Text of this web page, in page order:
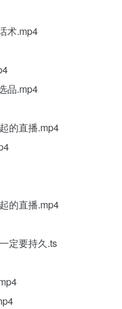
术.mp4
品.mp4
的直播.mp4
的直播.mp4
定要持久.ts